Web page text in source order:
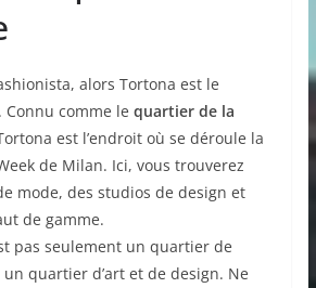
alors Tortona est le
comme le quartier de la
est l’endroit où se déroule la
de Milan. Ici, vous trouverez
mode, des studios de design et
de gamme.
pas seulement un quartier de
un quartier d’art et de design. Ne